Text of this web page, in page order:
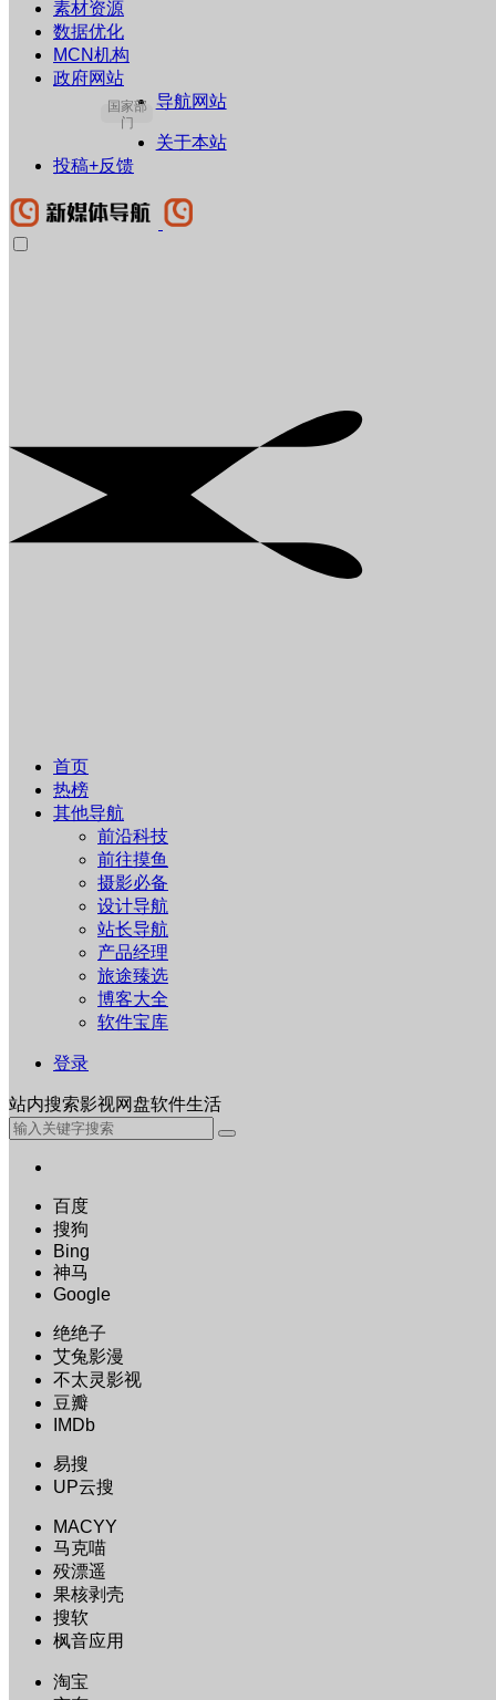
素材资源
数据优化
MCN机构
政府网站
国家部
门
导航网站
关于本站
投稿+反馈
首页
热榜
其他导航
前沿科技
前往摸鱼
摄影必备
设计导航
站长导航
产品经理
旅途臻选
博客大全
软件宝库
登录
站内搜索影视网盘软件生活
百度
搜狗
Bing
神马
Google
绝绝子
艾兔影漫
不太灵影视
豆瓣
IMDb
易搜
UP云搜
MACYY
马克喵
殁漂遥
果核剥壳
搜软
枫音应用
淘宝